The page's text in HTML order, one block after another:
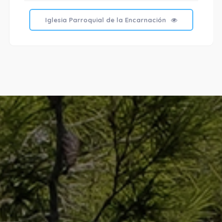
Iglesia Parroquial de la Encarnación